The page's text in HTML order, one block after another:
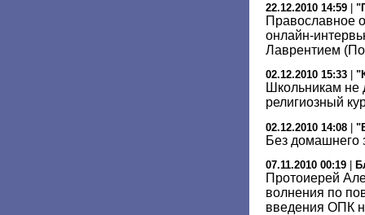
22.12.2010 14:59
Православное
онлайн-
Лаврентием
02.12.2010 15:33
Школьникам не
религиозный
02.12.2010 14:08 |
Без домашнего
07.11.2010 00:19
Протоиерей
волнения по
введения ОПК